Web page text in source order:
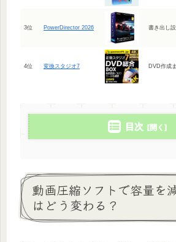
3位 PowerDirector 2026 書き出し
4位 変換スタジオ7 DVD作成
目次
動画圧縮ソフトで容量を
はどう変わる？